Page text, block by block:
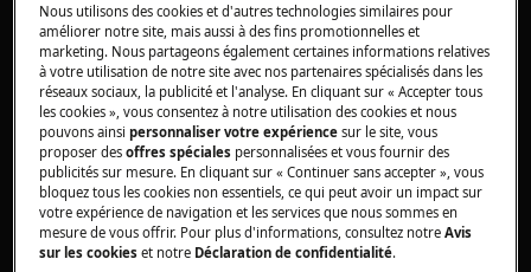
- 50 g de maïs soufflé
PESTO ROUGE
- 250 g de tomates séchées
- 5 brins d'origan frais
- 100g de feta (dont 20g de feta pour la finition)
Nous utilisons des cookies et d'autres technologies similaires pour
améliorer notre site, mais aussi à des fins promotionnelles et
marketing. Nous partageons également certaines informations relatives
à votre utilisation de notre site avec nos partenaires spécialisés dans les
réseaux sociaux, la publicité et l'analyse. En cliquant sur « Accepter tous
les cookies », vous consentez à notre utilisation des cookies et nous
pouvons ainsipersonnaliser votre expériencesur le site, vous
proposer desoffres spéciales personnalisées et vous fournir des
publicités sur mesure. En cliquant sur « Continuer sans accepter », vous
bloquez tous les cookies non essentiels, ce qui peut avoir un impact sur
votre expérience de navigation et les services que nous sommes en
mesure de vous offrir. Pour plus d'informations, consultez notreAvis
sur les cookies et notre Déclaration de confidentialité.